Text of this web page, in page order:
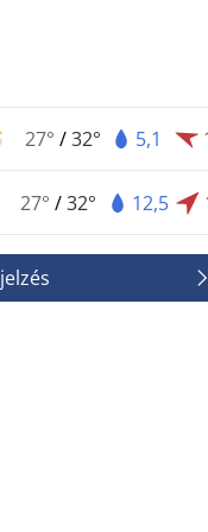
27° /32° 5,1
27° /32° 12,5